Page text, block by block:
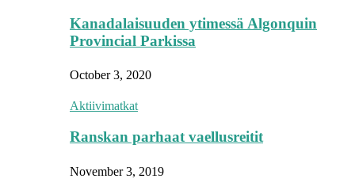
Kanadalaisuuden ytimessä Algonquin
Provincial Parkissa
October 3, 2020
Aktiivimatkat
Ranskan parhaat vaellusreitit
November 3, 2019